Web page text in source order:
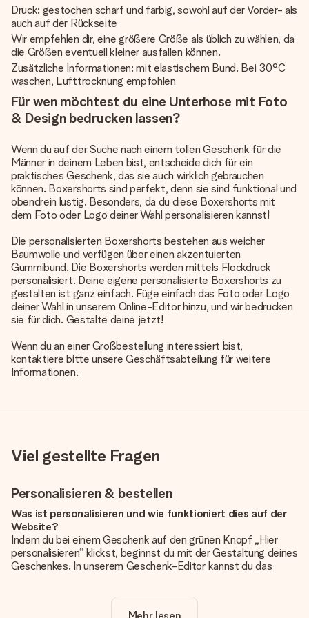
Druck: gestochen scharf und farbig, sowohl auf der Vorder- als
auch auf der Rückseite
Wir empfehlen dir, eine größere Größe als üblich zu wählen, da
die Größen eventuell kleiner ausfallen können.
Zusätzliche Informationen: mit elastischem Bund. Bei 30°C
waschen, Lufttrocknung empfohlen
Für wen möchtest du eine Unterhose mit Foto
& Design bedrucken lassen?
Wenn du auf der Suche nach einem tollen Geschenk für die
Männer in deinem Leben bist, entscheide dich für ein
praktisches Geschenk, das sie auch wirklich gebrauchen
können. Boxershorts sind perfekt, denn sie sind funktional und
obendrein lustig. Besonders, da du diese Boxershorts mit
dem Foto oder Logo deiner Wahl personalisieren kannst!
Die personalisierten Boxershorts bestehen aus weicher
Baumwolle und verfügen über einen akzentuierten
Gummibund. Die Boxershorts werden mittels Flockdruck
personalisiert. Deine eigene personalisierte Boxershorts zu
gestalten ist ganz einfach. Füge einfach das Foto oder Logo
deiner Wahl in unserem Online-Editor hinzu, und wir bedrucken
sie für dich. Gestalte deine jetzt!
Wenn du an einer Großbestellung interessiert bist,
kontaktiere bitte unsere Geschäftsabteilung für weitere
Informationen.
Viel gestellte Fragen
Personalisieren & bestellen
Was ist personalisieren und wie funktioniert dies auf der
Website?
Indem du bei einem Geschenk auf den grünen Knopf „Hier
personalisieren“ klickst, beginnst du mit der Gestaltung deines
Geschenkes. In unserem Geschenk-Editor kannst du das
noch eines unserer angebotenen Designs, um deinem